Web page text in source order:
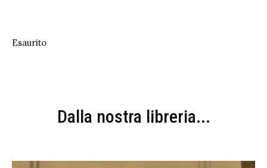
Esaurito
Dalla nostra libreria...